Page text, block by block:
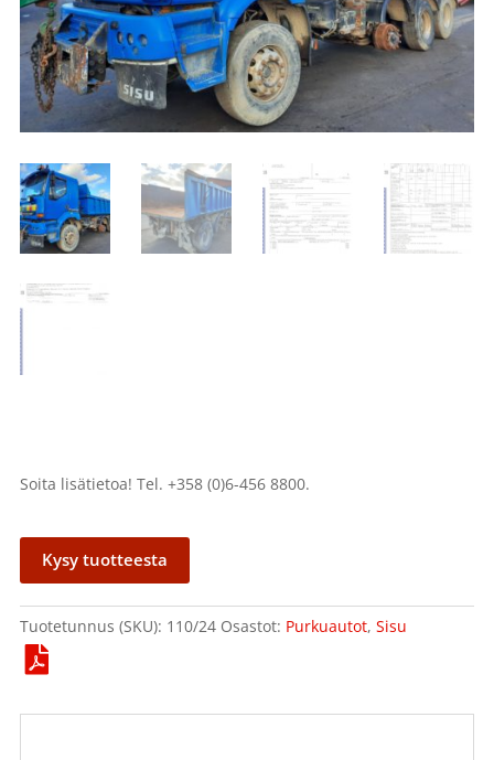
Soita lisätietoa! Tel. +358 (0)6-456 8800.
Kysy tuotteesta
Tuotetunnus (SKU): 110/24 Osastot: Purkuautot, Sisu